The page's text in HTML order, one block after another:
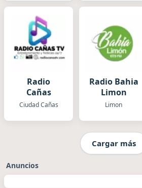
Radio
Cañas
Ciudad Cañas
Radio Bahia
Limon
Limon
Cargar más
Anuncios